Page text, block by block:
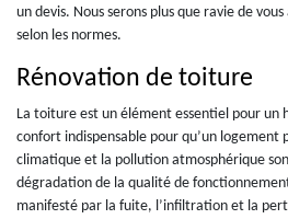
un devis. Nous serons plus que ravie de
selon les normes.
Rénovation de toiture
La toiture est un élément essentiel pour un
confort indispensable pour qu’un logement
climatique et la pollution atmosphérique
dégradation de la qualité de
manifesté par la fuite, l’infiltration et la